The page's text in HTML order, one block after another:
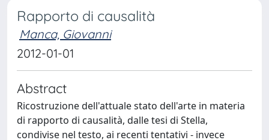
Rapporto di causalità
Manca, Giovanni
2012-01-01
Abstract
Ricostruzione dell'attuale stato dell'arte in materia
di rapporto di causalità, dalle tesi di Stella,
condivise nel testo, ai recenti tentativi - invece